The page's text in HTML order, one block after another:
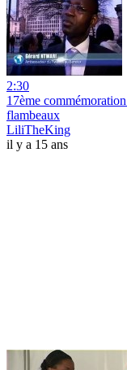
2:30
17ème
flambeaux
LiliTheKing
il y a 15 ans